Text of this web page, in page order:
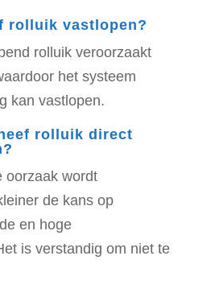
rolluik vastlopen?
rolluik veroorzaakt
het systeem
kan vastlopen.
rolluik direct
oorzaak wordt
de kans op
en hoge
is verstandig om niet te